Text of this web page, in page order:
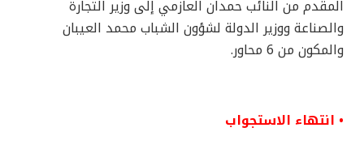
المقدم من النائب حمدان العازمي إلى وزير التجارة
والصناعة ووزير الدولة لشؤون الشباب محمد العيبان
والمكون من 6 محاور.
• انتهاء الاستجواب